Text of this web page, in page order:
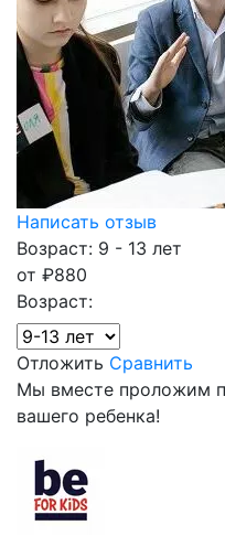
Написать отзыв
Возраст: 9 - 13 лет
от ₽880
Возраст:
Отложить Сравнить
Мы вместе проложим
вашего ребенка!